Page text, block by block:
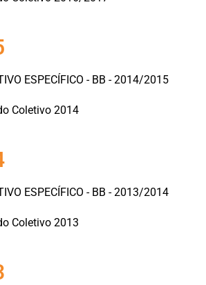
ESPECÍFICO - BB - 2014/2015
Coletivo 2014
ESPECÍFICO - BB - 2013/2014
Coletivo 2013